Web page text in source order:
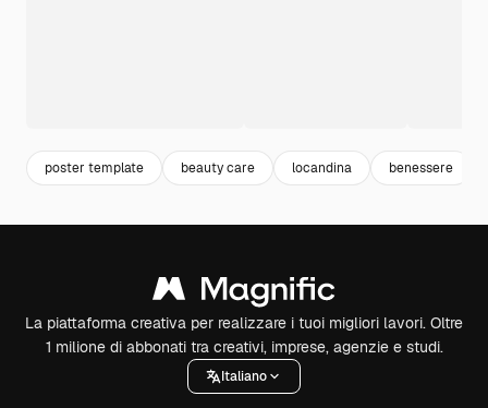
poster template beauty care locandina benessere
La piattaforma creativa per realizzare i tuoi migliori lavori. Oltre
1 milione di abbonati tra creativi, imprese, agenzie e studi.
Italiano